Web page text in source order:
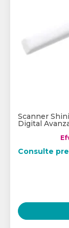
Scanner
Digital
Consulte